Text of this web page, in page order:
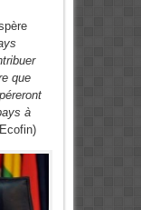
que
à